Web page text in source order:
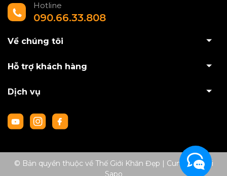
Hotline
090.66.33.808
Về chúng tôi
Hỗ trợ khách hàng
Dịch vụ
© Bản quyền thuộc về Thế Giới Khăn Đẹp | Cung cấp bởi
Sapo